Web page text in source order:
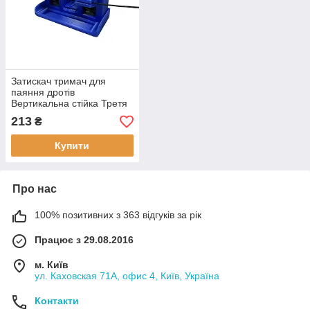
Затискач тримач для
паяння дротів
Вертикальна стійка Третя
213 ₴
Купити
Про нас
100% позитивних з 363 відгуків за рік
Працює з 29.08.2016
м. Київ
ул. Каховская 71А, офис 4, Київ, Україна
Контакти